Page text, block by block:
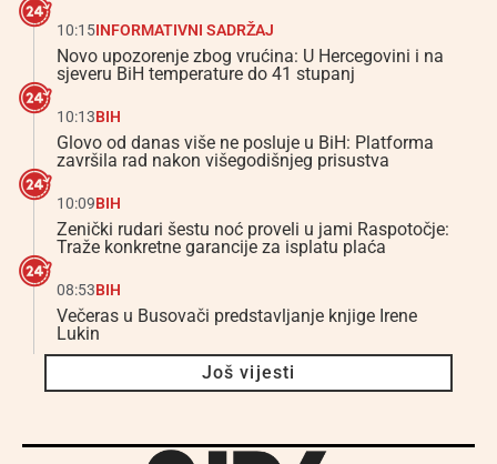
10:15INFORMATIVNI SADRŽAJ
Novo upozorenje zbog vrućina: U Hercegovini i na
sjeveru BiH temperature do 41 stupanj
10:13BIH
Glovo od danas više ne posluje u BiH: Platforma
završila rad nakon višegodišnjeg prisustva
10:09BIH
Zenički rudari šestu noć proveli u jami Raspotočje:
Traže konkretne garancije za isplatu plaća
08:53BIH
Večeras u Busovači predstavljanje knjige Irene
Lukin
Još vijesti